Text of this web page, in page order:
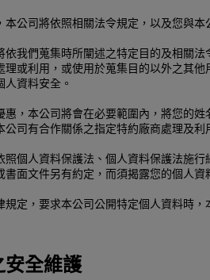
公司將依照相關法令規定，以及您與本
依我們蒐集時所闡述之特定目的及相關
理或利用，或使用於蒐集目的以外之其
資料安全。
惠，本公司將會在必要範圍內，將您的
司有合作關係之指定特約廠商處理及利
照個人資料保護法、個人資料保護法施
面文件另有約定，而須揭露您的個人
定，要求本公司公開特定個人資料時
安全維護